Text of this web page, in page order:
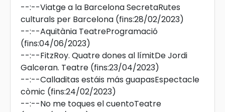
--:--Viatge a la Barcelona SecretaRutes
culturals per Barcelona (fins:28/02/2023)
--:--Aquitània TeatreProgramació
(fins:04/06/2023)
--:--FitzRoy. Quatre dones al límitDe Jordi
Galceran. Teatre (fins:23/04/2023)
--:--Calladitas estáis más guapasEspectacle
còmic (fins:24/02/2023)
--:--No me toques el cuentoTeatre